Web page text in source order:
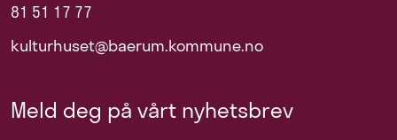
81 51 17 77
kulturhuset@baerum.kommune.no
Meld deg på vårt nyhetsbrev